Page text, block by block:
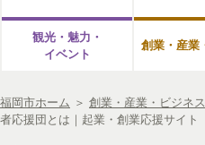
観光・魅力・
イベント
創業・産業
福岡市ホーム ＞ 創業・産業・ビジネス
者応援団とは｜起業・創業応援サイト